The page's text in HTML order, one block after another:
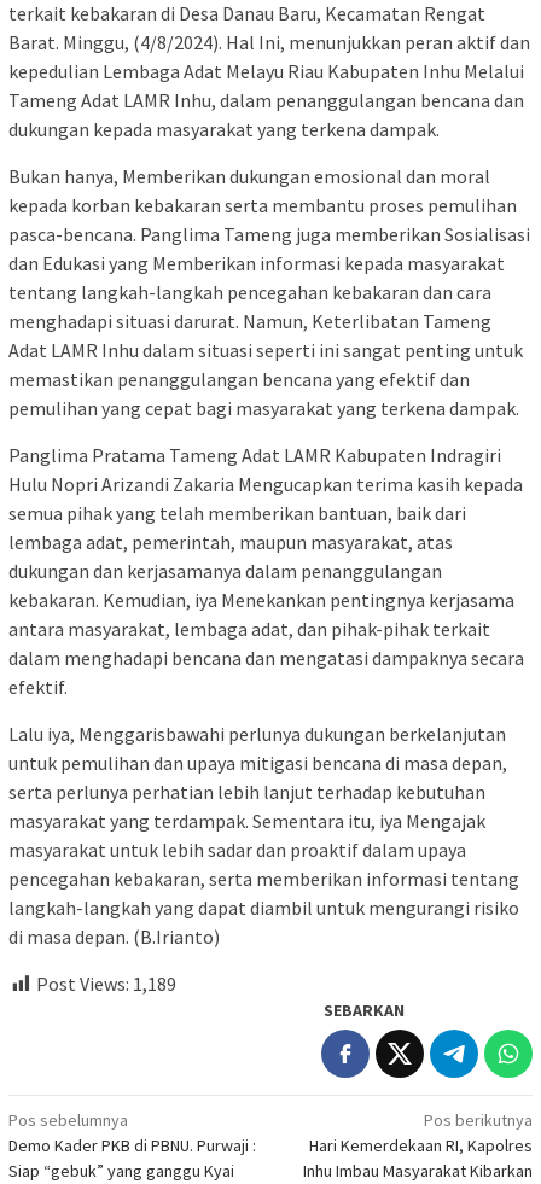
terkait kebakaran di Desa Danau Baru, Kecamatan Rengat
Barat. Minggu, (4/8/2024). Hal Ini, menunjukkan peran aktif dan
kepedulian Lembaga Adat Melayu Riau Kabupaten Inhu Melalui
Tameng Adat LAMR Inhu, dalam penanggulangan bencana dan
dukungan kepada masyarakat yang terkena dampak.
Bukan hanya, Memberikan dukungan emosional dan moral
kepada korban kebakaran serta membantu proses pemulihan
pasca-bencana. Panglima Tameng juga memberikan Sosialisasi
dan Edukasi yang Memberikan informasi kepada masyarakat
tentang langkah-langkah pencegahan kebakaran dan cara
menghadapi situasi darurat. Namun, Keterlibatan Tameng
Adat LAMR Inhu dalam situasi seperti ini sangat penting untuk
memastikan penanggulangan bencana yang efektif dan
pemulihan yang cepat bagi masyarakat yang terkena dampak.
Panglima Pratama Tameng Adat LAMR Kabupaten Indragiri
Hulu Nopri Arizandi Zakaria Mengucapkan terima kasih kepada
semua pihak yang telah memberikan bantuan, baik dari
lembaga adat, pemerintah, maupun masyarakat, atas
dukungan dan kerjasamanya dalam penanggulangan
kebakaran. Kemudian, iya Menekankan pentingnya kerjasama
antara masyarakat, lembaga adat, dan pihak-pihak terkait
dalam menghadapi bencana dan mengatasi dampaknya secara
efektif.
Lalu iya, Menggarisbawahi perlunya dukungan berkelanjutan
untuk pemulihan dan upaya mitigasi bencana di masa depan,
serta perlunya perhatian lebih lanjut terhadap kebutuhan
masyarakat yang terdampak. Sementara itu, iya Mengajak
masyarakat untuk lebih sadar dan proaktif dalam upaya
pencegahan kebakaran, serta memberikan informasi tentang
langkah-langkah yang dapat diambil untuk mengurangi risiko
di masa depan. (B.Irianto)
Post Views: 1,189
SEBARKAN
Navigasi
pos
Pos sebelumnya
Demo Kader PKB di PBNU. Purwaji :
Siap “gebuk” yang ganggu Kyai
Pos berikutnya
Hari Kemerdekaan RI, Kapolres
Inhu Imbau Masyarakat Kibarkan